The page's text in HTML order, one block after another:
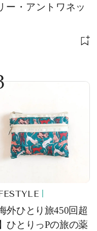
ー・アントワネッ
海外ひとり旅450回超
ひとりっPの旅の薬